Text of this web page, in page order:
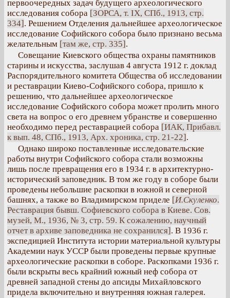
первоочередных задач будущего археологического
исследования собора [ЗОРСА, т. IX, СПб., 1913, стр.
334]. Решением Отделения дальнейшее археологическое
исследование Софийского собора было признано весьма
желательным [там же, стр. 335].
Совещание Киевского общества охраны памятников
старины и искусства, заслушав 4 августа 1912 г. доклад
Распорядительного комитета Общества об исследовании
и реставрации Киево-Софийского собора, пришло к
решению, что дальнейшее археологическое
исследование Софийского собора может пролить много
света на вопрос о его древнем убранстве и совершенно
необходимо перед реставрацией собора [ИАК, Прибавл.
к вып. 48, СПб., 1913, Арх. хроника, стр. 21-22].
Однако широко поставленные исследовательские
работы внутри Софийского собора стали возможны
лишь после превращения его в 1934 г. в архитектурно-
исторический заповедник. В том же году в соборе были
проведены небольшие раскопки в южной и северной
башнях, а также во Владимирском приделе [И.Скуленко.
Реставрация бывш. Софиевского собора в Киеве. Сов.
музей, М., 1936, № 3, стр. 59. К сожалению, научный
отчет в архиве заповедника не сохранился]. В 1936 г.
экспедицией Института истории материальной культуры
Академии наук УССР были проведены первые крупные
археологические раскопки в соборе. Раскопками 1936 г.
были вскрыты весь крайний южный неф собора от
древней западной стены до апсиды Михайловского
придела включительно и внутренняя южная галерея.